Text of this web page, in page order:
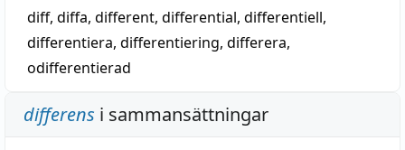
diff, diffa, different, differential, differentiell,
differentiera, differentiering, differera,
odifferentierad
differens i sammansättningar